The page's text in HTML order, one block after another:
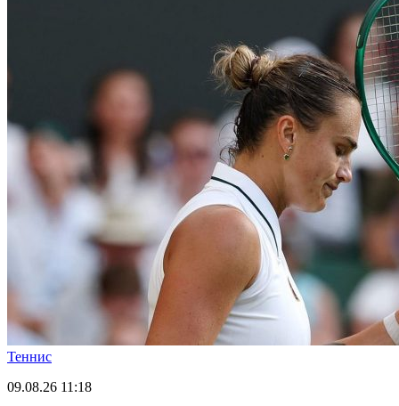
Теннис
09.08.26 11:18